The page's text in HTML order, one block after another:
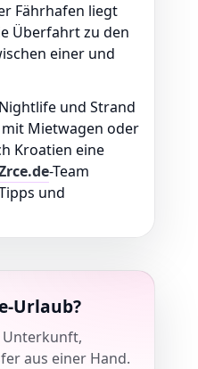
Fährhafen liegt
Überfahrt zu den
einer und
und Strand
Mietwagen oder
Kroatien eine
-Team
und
Urlaub?
Unterkunft,
aus einer Hand.